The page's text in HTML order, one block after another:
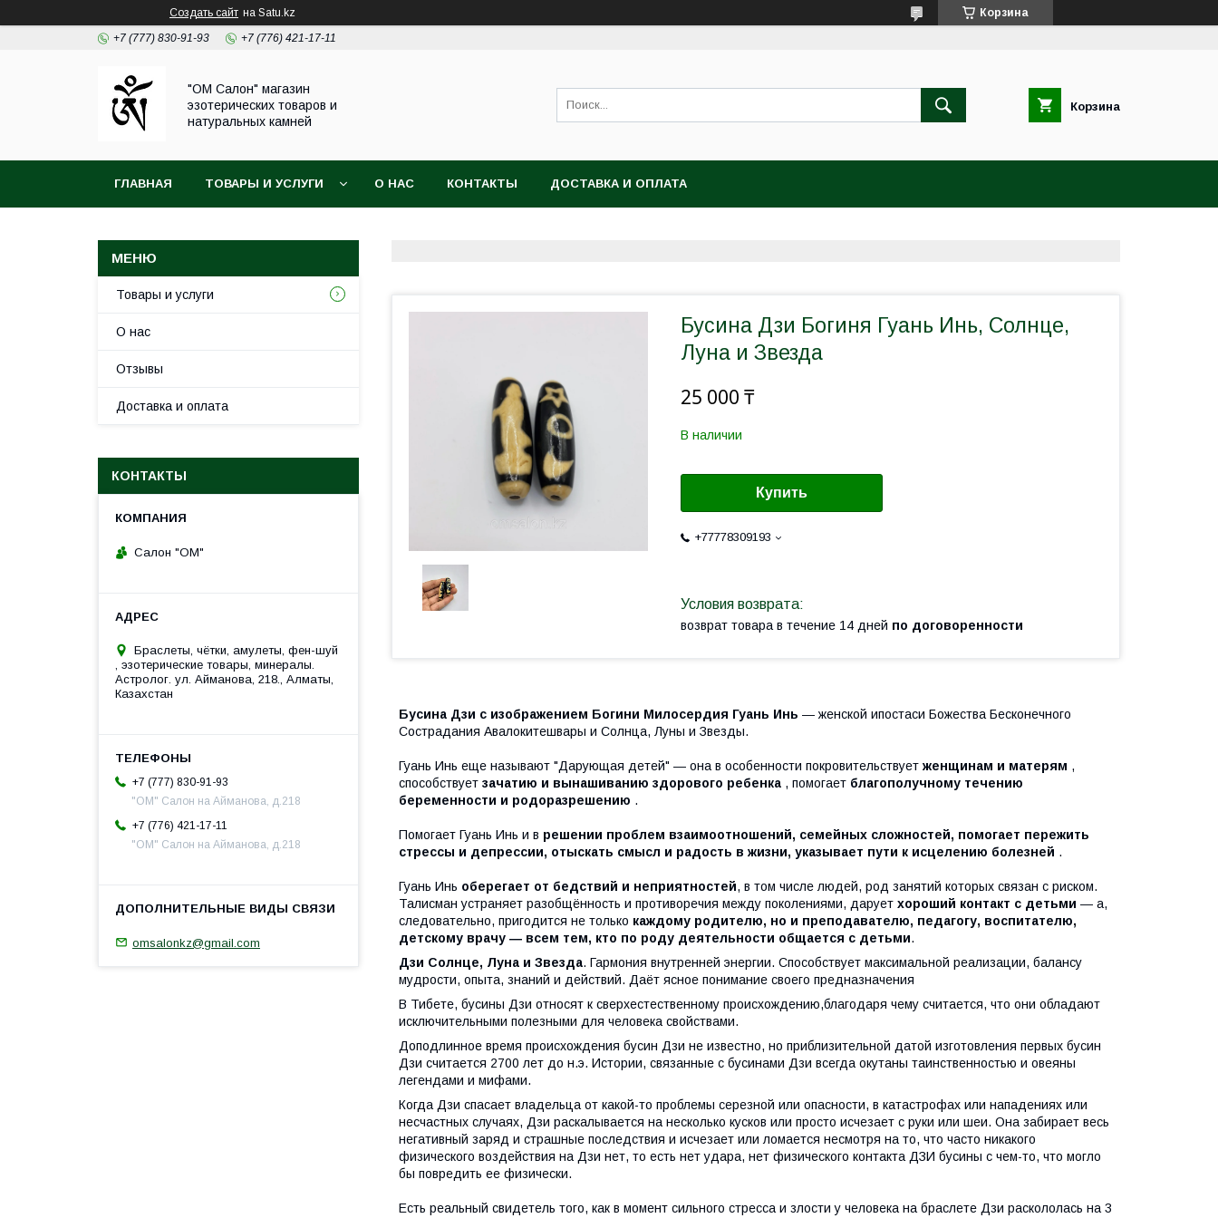
Создать сайт на Satu.kz Корзина
+7 (777) 830-91-93 +7 (776) 421-17-11
"ОМ Салон" магазин
эзотерических товаров и
натуральных камней
Корзина
ГЛАВНАЯ ТОВАРЫ И УСЛУГИ О НАС КОНТАКТЫ ДОСТАВКА И ОПЛАТА
Бусина Дзи Богиня Гуань Инь, Солнце,
Луна и Звезда
25 000 ₸
В наличии
Купить
+77778309193
возврат товара в течение 14 дней по договоренности
Бусина Дзи с изображением Богини Милосердия Гуань Инь ― женской ипостаси Божества Бесконечного
Сострадания Авалокитешвары и Солнца, Луны и Звезды.
Гуань Инь еще называют "Дарующая детей" ― она в особенности покровительствует женщинам и матерям ,
способствует зачатию и вынашиванию здорового ребенка , помогает благополучному течению
беременности и родоразрешению .
Помогает Гуань Инь и в решении проблем взаимоотношений, семейных сложностей, помогает пережить
стрессы и депрессии, отыскать смысл и радость в жизни, указывает пути к исцелению болезней .
Гуань Инь оберегает от бедствий и неприятностей, в том числе людей, род занятий которых связан с риском.
Талисман устраняет разобщённость и противоречия между поколениями, дарует хороший контакт с детьми ― а,
следовательно, пригодится не только каждому родителю, но и преподавателю, педагогу, воспитателю,
детскому врачу ― всем тем, кто по роду деятельности общается с детьми.
Дзи Солнце, Луна и Звезда. Гармония внутренней энергии. Способствует максимальной реализации, балансу
мудрости, опыта, знаний и действий. Даёт ясное понимание своего предназначения
В Тибете, бусины Дзи относят к сверхестественному происхождению,благодаря чему считается, что они обладают
исключительными полезными для человека свойствами.
Доподлинное время происхождения бусин Дзи не известно, но приблизительной датой изготовления первых бусин
Дзи считается 2700 лет до н.э. Истории, связанные с бусинами Дзи всегда окутаны таинственностью и овеяны
легендами и мифами.
Когда Дзи спасает владельца от какой-то проблемы серезной или опасности, в катастрофах или нападениях или
несчастных случаях, Дзи раскалывается на несколько кусков или просто исчезает с руки или шеи. Она забирает весь
негативный заряд и страшные последствия и исчезает или ломается несмотря на то, что часто никакого
физического воздействия на Дзи нет, то есть нет удара, нет физического контакта ДЗИ бусины с чем-то, что могло
бы повредить ее физически.
Есть реальный свидетель того, как в момент сильного стресса и злости у человека на браслете Дзи раскололась на 3
Товары и услуги
О нас
Отзывы
Доставка и оплата
КОНТАКТЫ
Салон "ОМ"
Браслеты, чётки, амулеты, фен-шуй
, эзотерические товары, минералы.
Астролог. ул. Айманова, 218., Алматы,
Казахстан
+7 (777) 830-91-93
"ОМ" Салон на Айманова, д.218
+7 (776) 421-17-11
"ОМ" Салон на Айманова, д.218
omsalonkz@gmail.com